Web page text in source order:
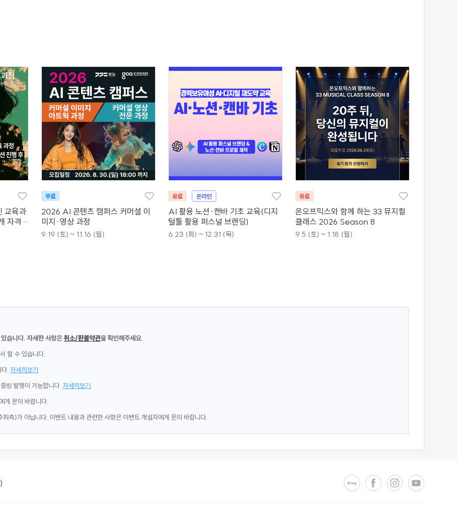
교육과
자격증
무료
2026 AI 콘텐츠 캠퍼스 커머셜 이
미지·영상 과정
9.19 (토) ~ 11.16 (월)
유료 온라인
AI 활용 노션·캔바 기초 교육(디지
털툴 활용 퍼스널 브랜딩)
6.23 (화) ~ 12.31 (목)
유료
온오프믹스와 함께 하는 33 뮤지컬
클래스 2026 Season 8
9.5 (토) ~ 1.18 (월)
습니다. 자세한 사항은취소/환불약관을 확인해주세요.
할 수 있습니다.
. 자세히보기
빙 발행이 가능합니다. 자세히보기
게 문의 바랍니다.
측)가 아닙니다. 이벤트 내용과 관련한 사항은 이벤트 개설자에게 문의 바랍니다.